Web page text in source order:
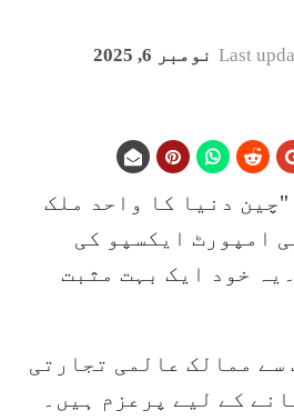
Last نومبر 6, 2025
دنیا کا واحد ملک
امپورٹ ایکسپو کی
خود ایک بہت مثبت
سے ممالک عالمی تجارتی
کے لیے پرعزم ہیں۔